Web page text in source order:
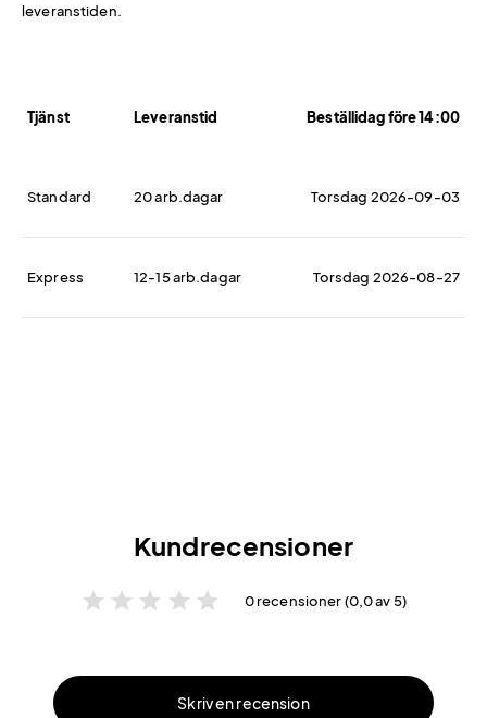
leveranstiden.
Tjänst Leveranstid Beställidag före 14:00
Standard 20 arb.dagar Torsdag 2026-09-03
Express 12-15 arb.dagar Torsdag 2026-08-27
Kundrecensioner
star star star star star 0 recensioner (0,0 av 5)
Skriv en recension